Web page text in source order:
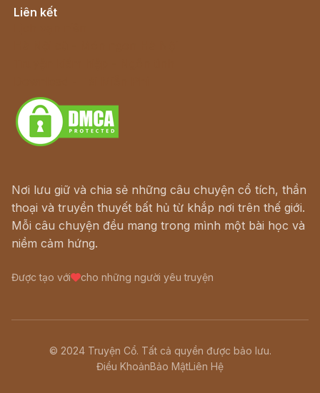
Liên kết
Nơi lưu giữ và chia sẻ những câu chuyện cổ tích, thần
thoại và truyền thuyết bất hủ từ khắp nơi trên thế giới.
Mỗi câu chuyện đều mang trong mình một bài học và
niềm cảm hứng.
Được tạo với cho những người yêu truyện
© 2024 Truyện Cổ. Tất cả quyền được bảo lưu.
Điều KhoảnBảo MậtLiên Hệ